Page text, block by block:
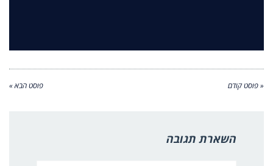
« פוסט קודם פוסט הבא »
השארת תגובה